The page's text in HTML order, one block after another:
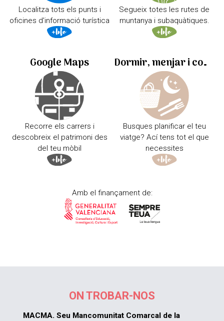
Localitza tots els punts i
oficines d'informació turística
Segueix totes les rutes de
muntanya i subaquàtiques.
Google Maps
Recorre els carrers i
descobreix el patrimoni des
del teu mòbil
Dormir, menjar i comprar
Busques planificar el teu
viatge? Ací tens tot el que
necessites
Amb el finançament de:
ON TROBAR-NOS
MACMA. Seu Mancomunitat Comarcal de la